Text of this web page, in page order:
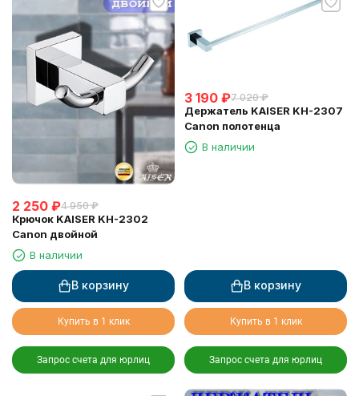
2 250 ₽4 950 ₽
Крючок KAISER KH-2302
Canon двойной
В наличии
В корзину
Купить в 1 клик
Запрос счета для юрлиц
3 190 ₽7 020 ₽
Держатель KAISER KH-2307
Canon полотенца
В наличии
В корзину
Купить в 1 клик
Запрос счета для юрлиц